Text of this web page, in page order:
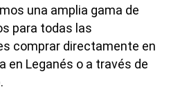
una amplia gama de
para todas las
comprar directamente en
en Leganés o a través de